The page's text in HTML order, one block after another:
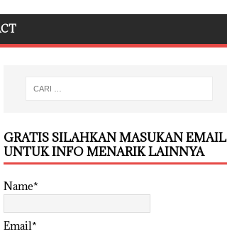
GRATIS SILAHKAN MASUKAN EMAIL
UNTUK INFO MENARIK LAINNYA
Name*
Email*